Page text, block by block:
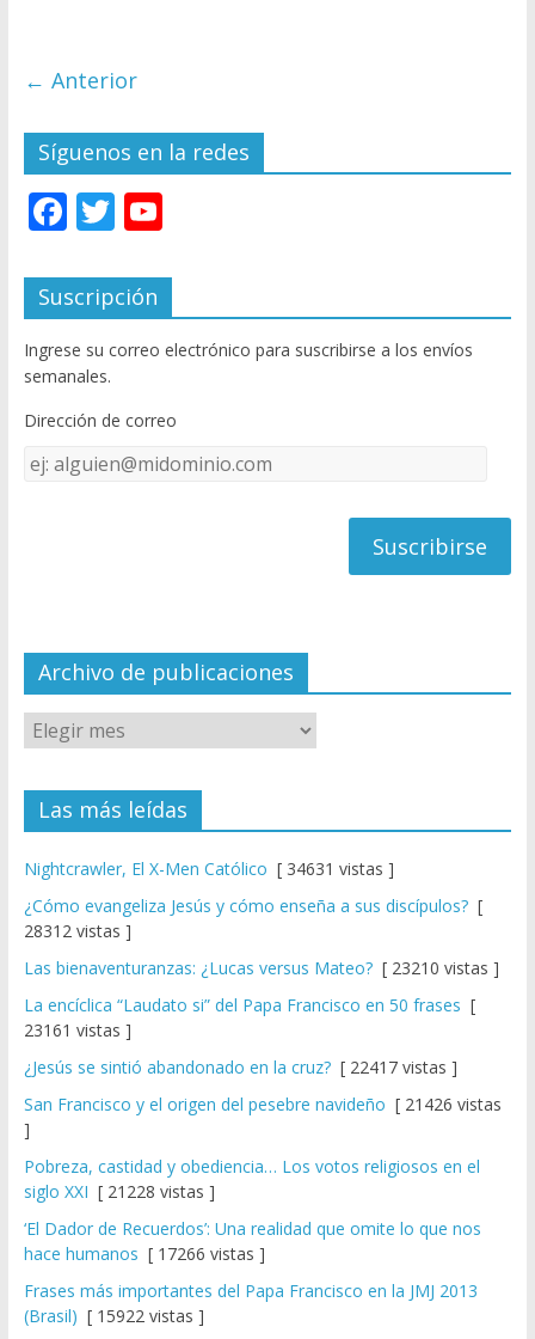
← Anterior
Síguenos en la redes
F
ac
e
b
o
o
k
T
w
itt
er
Y
u
T
u
e
C
el
Suscripción
Ingrese su correo electrónico para suscribirse a los envíos
semanales.
Dirección de correo
Dirección
de
Archivo de publicaciones
Las más leídas
Nightcrawler, El X-Men Católico [ 34631 vistas ]
¿Cómo evangeliza Jesús y cómo enseña a sus discípulos?[
28312 vistas ]
Las bienaventuranzas: ¿Lucas versus Mateo?[ 23210 vistas ]
La encíclica “Laudato si” del Papa Francisco en 50 frases [
23161 vistas ]
¿Jesús se sintió abandonado en la cruz?[ 22417 vistas ]
San Francisco y el origen del pesebre navideño [ 21426 vistas
]
Pobreza, castidad y obediencia… Los votos religiosos en el
siglo XXI [ 21228 vistas ]
‘El Dador de Recuerdos’: Una realidad que omite lo que nos
hace humanos [ 17266 vistas ]
Frases más importantes del Papa Francisco en la JMJ 2013
(Brasil) [ 15922 vistas ]